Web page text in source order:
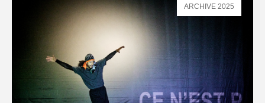
ARCHIVE 2025